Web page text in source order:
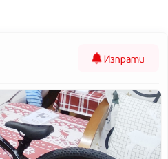
Изпрати